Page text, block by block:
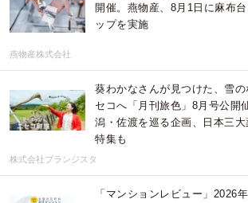
開催。燕物産、8月1日に麻布
ップを実施
燕物産株式会社
葵わかなさんが見つけた、雪の
セコへ「月刊旅色」8月号公開
潟・佐渡を巡る企画、日本三
特集も
株式会社ブランジスタ
「マンションレビュー」2026